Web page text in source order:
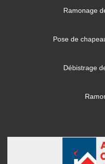
Ramonage
Pose de
Débistrage